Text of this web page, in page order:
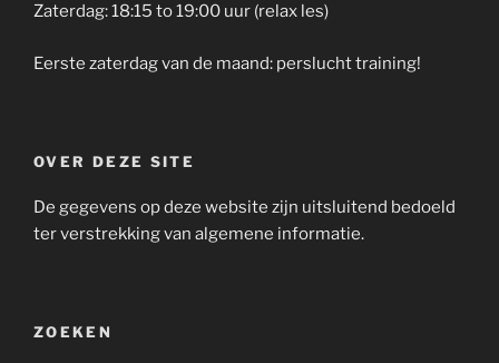
Zaterdag: 18:15 to 19:00 uur (relax les)
Eerste zaterdag van de maand: perslucht training!
OVER DEZE SITE
De gegevens op deze website zijn uitsluitend bedoeld
ter verstrekking van algemene informatie.
ZOEKEN